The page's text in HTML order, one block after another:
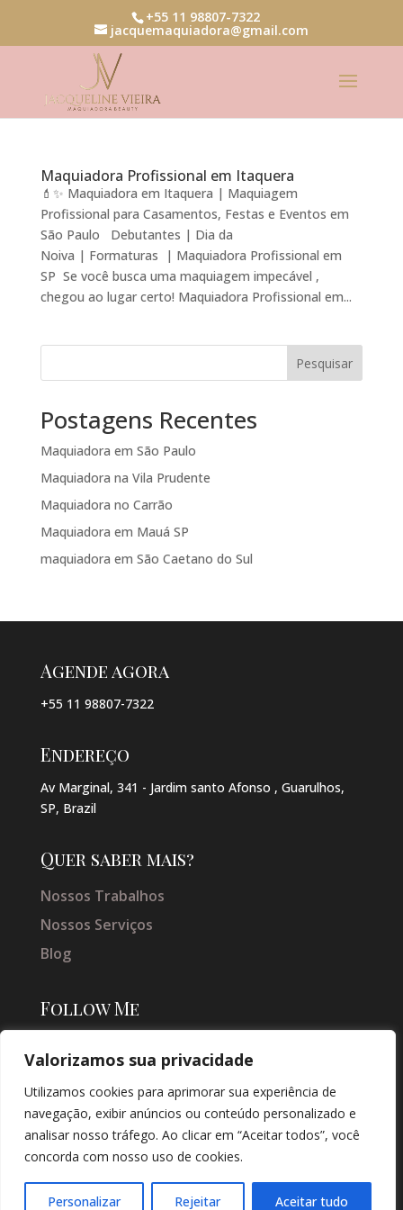
Valorizamos sua privacidade
Utilizamos cookies para aprimorar sua experiência de
navegação, exibir anúncios ou conteúdo personalizado e
analisar nosso tráfego. Ao clicar em “Aceitar todos”, você
concorda com nosso uso de cookies.
Personalizar Rejeitar Aceitar tudo
+55 11 98807-7322
jacquemaquiadora@gmail.com
Maquiadora Profissional em Itaquera
💄✨ Maquiadora em Itaquera | Maquiagem
Profissional para Casamentos, Festas e Eventos em
São Paulo Debutantes | Dia da
Noiva | Formaturas | Maquiadora Profissional em
SP Se você busca uma maquiagem impecável ,
chegou ao lugar certo! Maquiadora Profissional em...
Pesquisar
Postagens Recentes
Maquiadora em São Paulo
Maquiadora na Vila Prudente
Maquiadora no Carrão
Maquiadora em Mauá SP
maquiadora em São Caetano do Sul
Agende agora
+55 11 98807-7322
Endereço
Av Marginal, 341 - Jardim santo Afonso , Guarulhos,
SP, Brazil
Quer saber mais?
Nossos Trabalhos
Nossos Serviços
Blog
Follow Me
SOLUÇÕES DIGITAIS |
CRIAÇÃO DE SITES